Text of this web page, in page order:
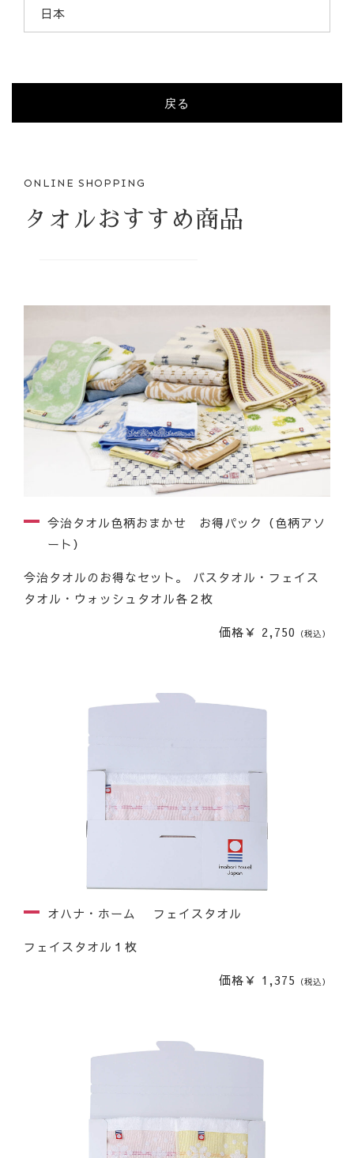
日本
戻る
ONLINE SHOPPING
タオルおすすめ商品
今治タオル色柄おまかせ お得パック（色柄アソ
ート）
今治タオルのお得なセット。 バスタオル・フェイス
タオル・ウォッシュタオル各２枚
価格￥ 2,750 （税込）
オハナ・ホーム フェイスタオル
フェイスタオル１枚
価格￥ 1,375 （税込）